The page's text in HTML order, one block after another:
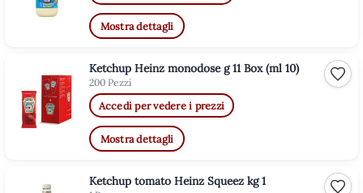
Mostra dettagli
Ketchup Heinz monodose g 11 Box (ml 10)
200 Pezzi
Accedi per vedere i prezzi
Mostra dettagli
Ketchup tomato Heinz Squeez kg 1